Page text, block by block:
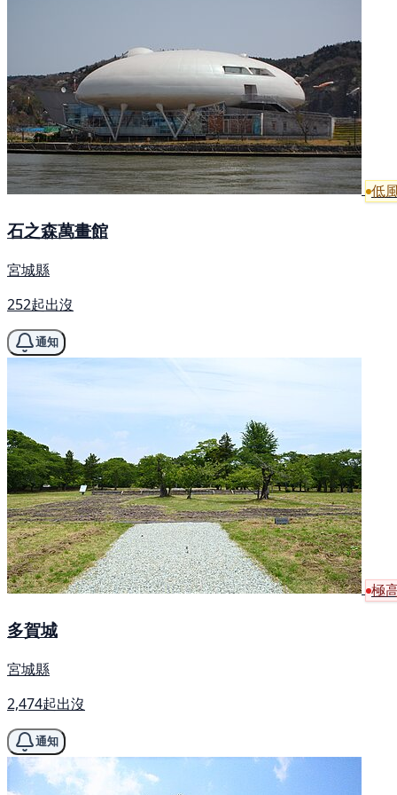
低
石之森萬畫館
宮城縣
252起出沒
通知
極
多賀城
宮城縣
2,474起出沒
通知